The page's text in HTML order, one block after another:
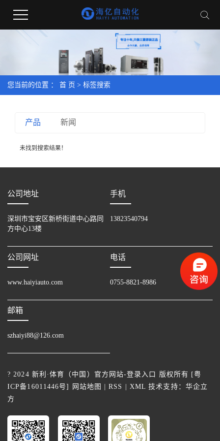
您当前的位置 ： 首 页 > 标签搜索
产品 新闻
未找到搜索结果！
公司地址
深圳市宝安区新桥街道中心路同
方中心13楼
手机
13823540794
公司网址
www.haiyiauto.com
电话
0755-8821-8986
邮箱
szhaiyi88@126.com
? 2024 新利·体育（中国）官方网站-登录入口 版权所有 [粤
ICP备16011446号] 网站地图 |RSS XML 技术支持： 华企立
方